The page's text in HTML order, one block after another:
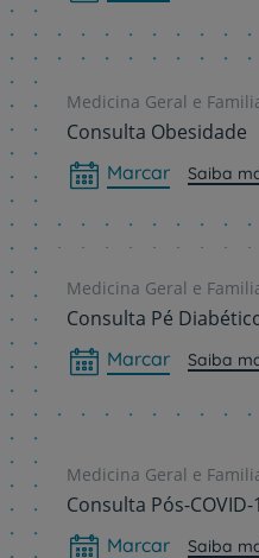
Medicina Geral e
Consulta Obesidade
Marcar Saiba
Medicina Geral e
Consulta Pé
Marcar Saiba
Medicina Geral e
Consulta Pós-COVID-
Marcar Saiba